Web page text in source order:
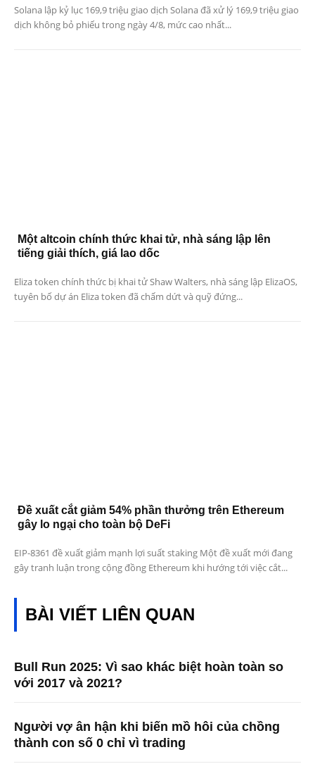
Solana lập kỷ lục 169,9 triệu giao dịch Solana đã xử lý 169,9 triệu giao
dịch không bỏ phiếu trong ngày 4/8, mức cao nhất...
Một altcoin chính thức khai tử, nhà sáng lập lên
tiếng giải thích, giá lao dốc
Eliza token chính thức bị khai tử Shaw Walters, nhà sáng lập ElizaOS,
tuyên bố dự án Eliza token đã chấm dứt và quỹ đứng...
Đề xuất cắt giảm 54% phần thưởng trên Ethereum
gây lo ngại cho toàn bộ DeFi
EIP-8361 đề xuất giảm mạnh lợi suất staking Một đề xuất mới đang
gây tranh luận trong cộng đồng Ethereum khi hướng tới việc cắt...
BÀI VIẾT LIÊN QUAN
Bull Run 2025: Vì sao khác biệt hoàn toàn so
với 2017 và 2021?
Người vợ ân hận khi biến mồ hôi của chồng
thành con số 0 chỉ vì trading